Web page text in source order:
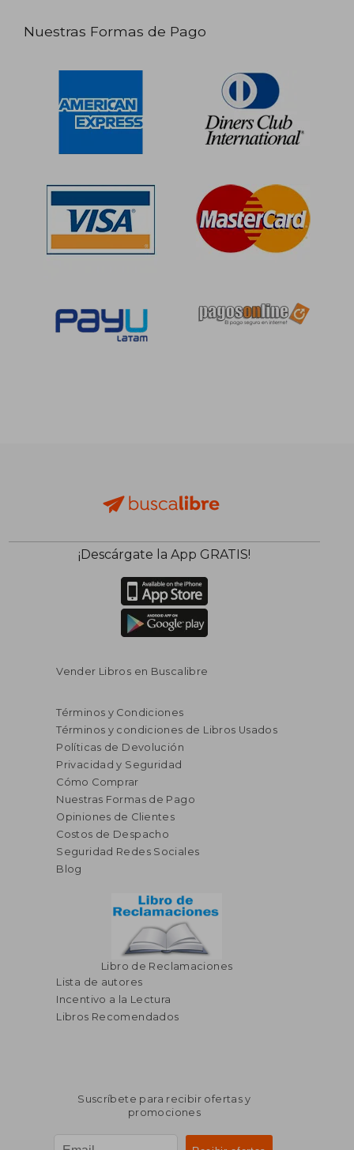
Nuestras Formas de Pago
¡Descárgate la App GRATIS!
Vender Libros en Buscalibre
Términos y Condiciones
Términos y condiciones de Libros Usados
Políticas de Devolución
Privacidad y Seguridad
Cómo Comprar
Nuestras Formas de Pago
Opiniones de Clientes
Costos de Despacho
Seguridad Redes Sociales
Blog
Libro de Reclamaciones
Lista de autores
Incentivo a la Lectura
Libros Recomendados
Suscríbete para recibir ofertas y
promociones